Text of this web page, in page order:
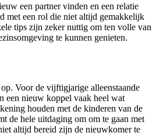
een partner vinden en een relatie
met een rol die niet altijd gemakkelijk
tips zijn zeker nuttig om ten volle van
te kunnen genieten.
Voor de vijftigjarige alleenstaande
een nieuw koppel vaak heel wat
houden met de kinderen van de
de hele uitdaging om om te gaan met
altijd bereid zijn de nieuwkomer te